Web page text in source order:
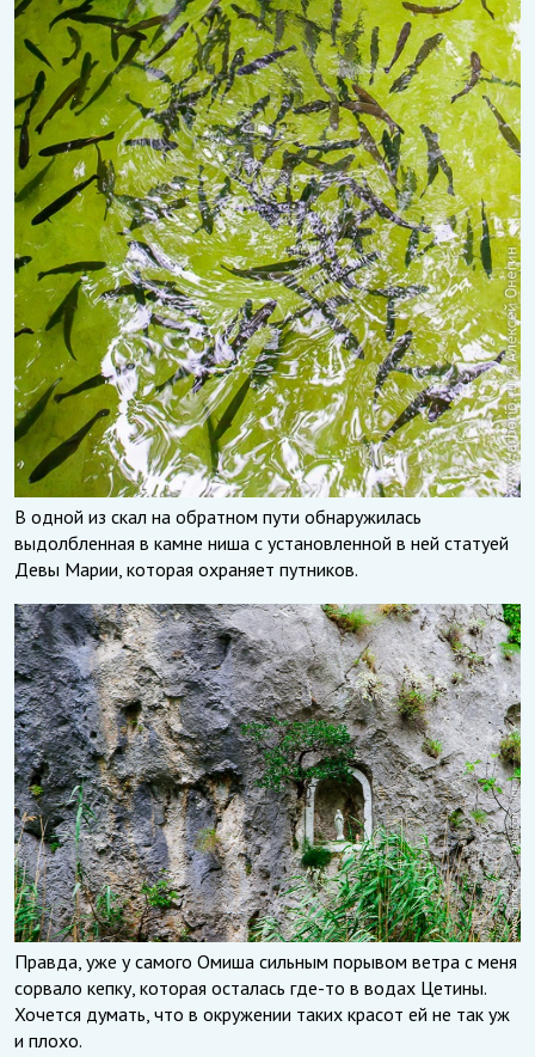
В одной из скал на обратном пути обнаружилась
выдолбленная в камне ниша с установленной в ней статуей
Девы Марии, которая охраняет путников.
Правда, уже у самого Омиша сильным порывом ветра с меня
сорвало кепку, которая осталась где-то в водах Цетины.
Хочется думать, что в окружении таких красот ей не так уж
и плохо.